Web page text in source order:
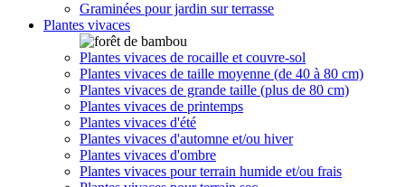
Graminées pour jardin sur terrasse
Plantes vivaces
Plantes vivaces de rocaille et couvre-sol
Plantes vivaces de taille moyenne (de 40 à 80 cm)
Plantes vivaces de grande taille (plus de 80 cm)
Plantes vivaces de printemps
Plantes vivaces d'été
Plantes vivaces d'automne et/ou hiver
Plantes vivaces d'ombre
Plantes vivaces pour terrain humide et/ou frais